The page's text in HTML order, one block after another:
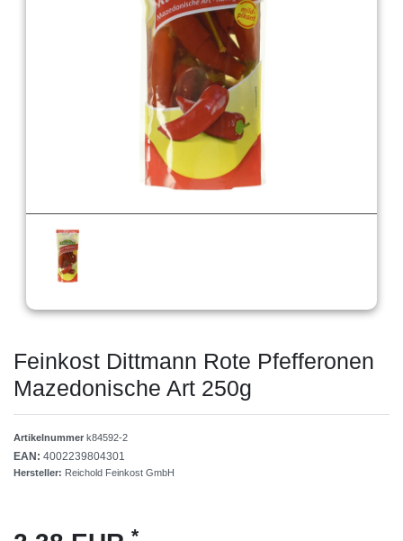
Feinkost Dittmann Rote Pfefferonen
Mazedonische Art 250g
Artikelnummer k84592-2
EAN: 4002239804301
Hersteller: Reichold Feinkost GmbH
*